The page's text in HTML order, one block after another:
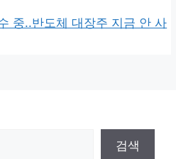
중..반도체 대장주 지금 안 사
검색